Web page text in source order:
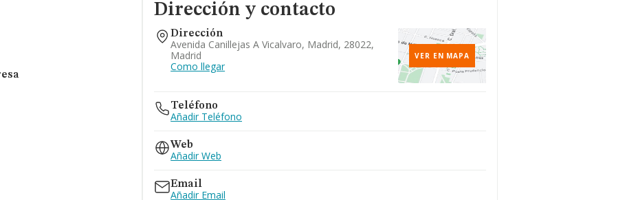
Dirección y contacto
Dirección
Avenida Canillejas A Vicalvaro, Madrid, 28022,
Madrid
Como llegar
VER EN MAPA
Teléfono
Añadir Teléfono
Web
Añadir Web
Email
Añadir Email